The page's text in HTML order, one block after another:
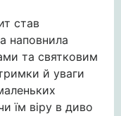
став
наповнила
та святковим
й уваги
їм віру в диво